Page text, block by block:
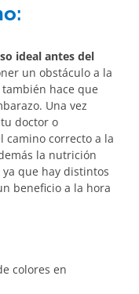
ideal antes del
un obstáculo a la
hace que
Una vez
doctor o
camino correcto a la
la nutrición
que hay distintos
beneficio a la hora
colores en